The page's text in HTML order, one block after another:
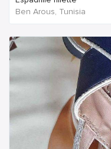
Ben Arous, Tunisia